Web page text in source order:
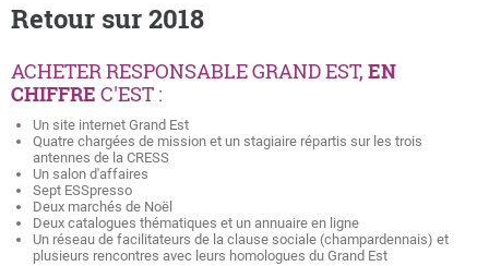
Retour sur 2018
ACHETER RESPONSABLE GRAND EST, EN
CHIFFRE C'EST :
Un site internet Grand Est
Quatre chargées de mission et un stagiaire répartis sur les trois
antennes de la CRESS
Un salon d'affaires
Sept ESSpresso
Deux marchés de Noël
Deux catalogues thématiques et un annuaire en ligne
Un réseau de facilitateurs de la clause sociale (champardennais) et
plusieurs rencontres avec leurs homologues du Grand Est